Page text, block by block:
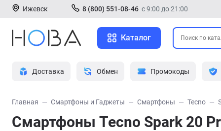
Ижевск 8 (800) 551-08-46 с 9:00 до 21:00
Каталог
Доставка Обмен Промокоды
Главная Смартфоны и Гаджеты Смартфоны Tecno
Смартфоны Tecno Spark 20